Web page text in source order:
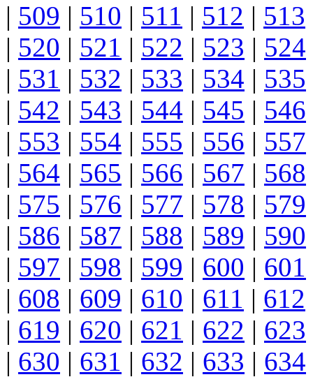
| 509 | 510 | 511 | 512 | 513
| 520 | 521 | 522 | 523 | 524
| 531 | 532 | 533 | 534 | 535
| 542 | 543 | 544 | 545 | 546
| 553 | 554 | 555 | 556 | 557
| 564 | 565 | 566 | 567 | 568
| 575 | 576 | 577 | 578 | 579
| 586 | 587 | 588 | 589 | 590
| 597 | 598 | 599 | 600 | 601
| 608 | 609 | 610 | 611 | 612
| 619 | 620 | 621 | 622 | 623
| 630 | 631 | 632 | 633 | 634